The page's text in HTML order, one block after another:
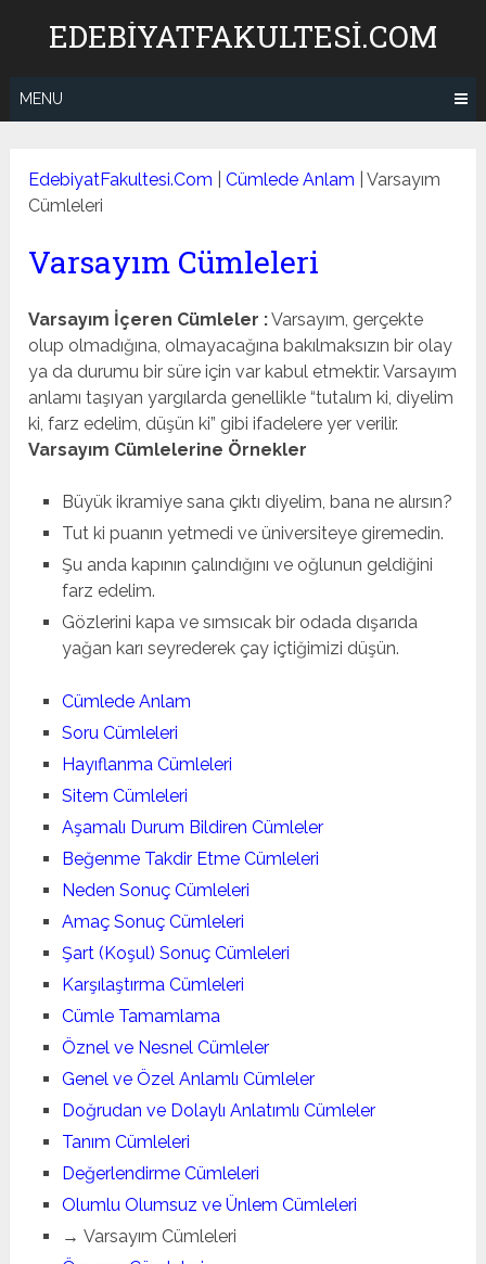
EDEBIYATFAKULTESI.COM
MENU
EdebiyatFakultesi.Com |Cümlede Anlam |Varsayım
Cümleleri
Varsayım Cümleleri
Varsayım İçeren Cümleler :Varsayım, gerçekte
olup olmadığına, olmayacağına bakılmaksızın bir olay
ya da durumu bir süre için var kabul etmektir. Varsayım
anlamı taşıyan yargılarda genellikle “tutalım ki, diyelim
ki, farz edelim, düşün ki” gibi ifadelere yer verilir.
Varsayım Cümlelerine Örnekler
Büyük ikramiye sana çıktı diyelim, bana ne alırsın?
Tut ki puanın yetmedi ve üniversiteye giremedin.
Şu anda kapının çalındığını ve oğlunun geldiğini
farz edelim.
Gözlerini kapa ve sımsıcak bir odada dışarıda
yağan karı seyrederek çay içtiğimizi düşün.
Cümlede Anlam
Soru Cümleleri
Hayıflanma Cümleleri
Sitem Cümleleri
Aşamalı Durum Bildiren Cümleler
Beğenme Takdir Etme Cümleleri
Neden Sonuç Cümleleri
Amaç Sonuç Cümleleri
Şart (Koşul) Sonuç Cümleleri
Karşılaştırma Cümleleri
Cümle Tamamlama
Öznel ve Nesnel Cümleler
Genel ve Özel Anlamlı Cümleler
Doğrudan ve Dolaylı Anlatımlı Cümleler
Tanım Cümleleri
Değerlendirme Cümleleri
Olumlu Olumsuz ve Ünlem Cümleleri
→ Varsayım Cümleleri